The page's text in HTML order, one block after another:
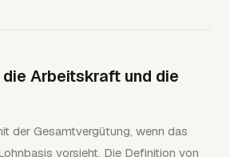
Arbeitskraft und die
der Gesamtvergütung, wenn das
vorsieht. Die Definition von